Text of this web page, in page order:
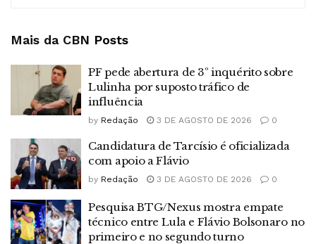
Mais da CBN Posts
PF pede abertura de 3º inquérito sobre
Lulinha por suposto tráfico de
influência
by Redação 3 DE AGOSTO DE 2026 0
Candidatura de Tarcísio é oficializada
com apoio a Flávio
by Redação 3 DE AGOSTO DE 2026 0
Pesquisa BTG/Nexus mostra empate
técnico entre Lula e Flávio Bolsonaro no
primeiro e no segundo turno